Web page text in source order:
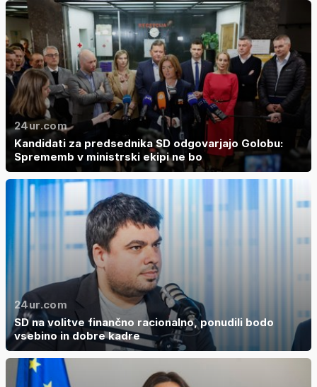
24ur.com
Kandidati za predsednika SD odgovarjajo Golobu:
Sprememb v ministrski ekipi ne bo
24ur.com
SD na volitve finančno racionalno, ponudili bodo
vsebino in dobre kadre